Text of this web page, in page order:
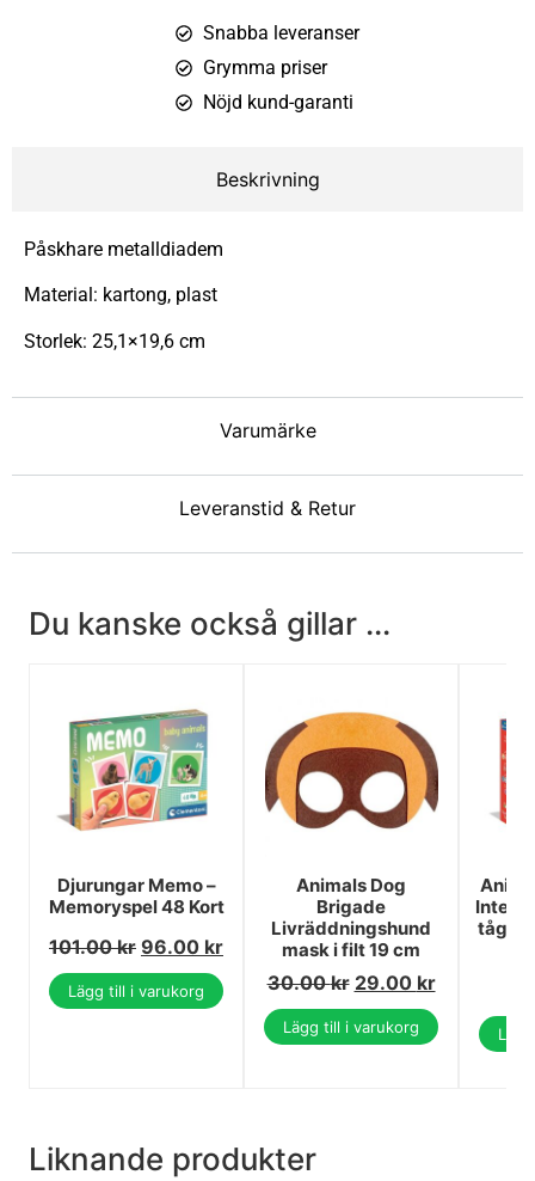
Snabba leveranser
Grymma priser
Nöjd kund-garanti
Beskrivning
Varumärke
Leveranstid & Retur
Påskhare metalldiadem
Material: kartong, plast
Storlek: 25,1×19,6 cm
Du kanske också gillar ...
Djurungar Memo –
Memoryspel 48 Kort
101.00kr 96.00 kr
Lägg till i varukorg
Animals Dog
Brigade
Livräddningshund
mask i filt 19 cm
30.00kr 29.00 kr
Lägg till i varukorg
Liknande produkter